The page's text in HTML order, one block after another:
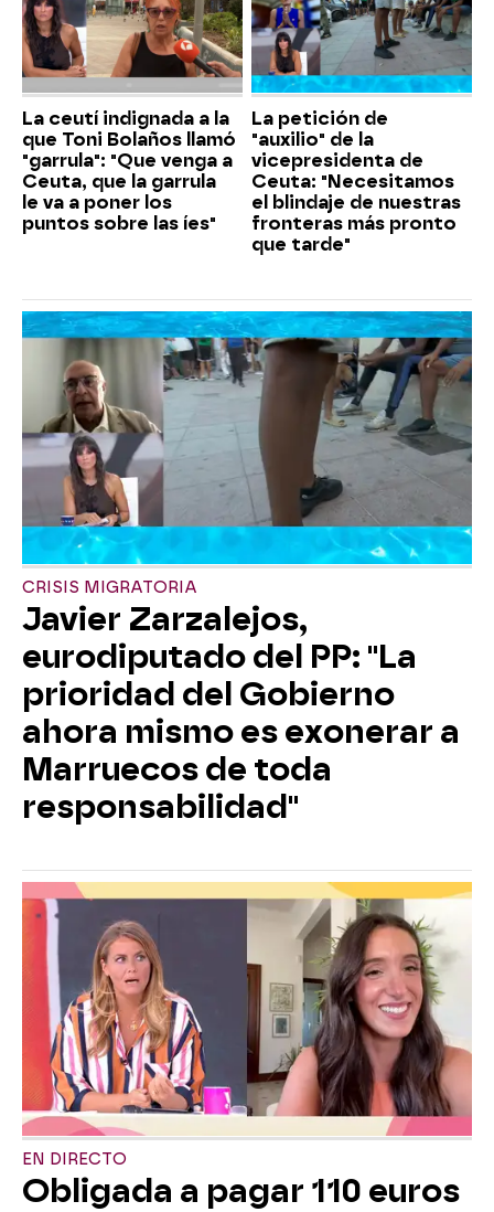
La ceutí indignada a la
que Toni Bolaños llamó
"garrula": "Que venga a
Ceuta, que la garrula
le va a poner los
puntos sobre las íes"
La petición de
"auxilio" de la
vicepresidenta de
Ceuta: "Necesitamos
el blindaje de nuestras
fronteras más pronto
que tarde"
CRISIS MIGRATORIA
Javier Zarzalejos,
eurodiputado del PP: "La
prioridad del Gobierno
ahora mismo es exonerar a
Marruecos de toda
responsabilidad"
EN DIRECTO
Obligada a pagar 110 euros